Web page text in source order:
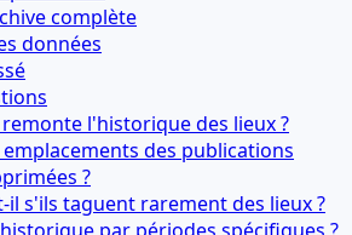
complète
données
l'historique des lieux ?
emplacements des publications
?
il s'ils taguent rarement des lieux ?